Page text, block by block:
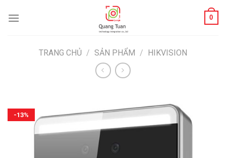
qua
0
TRANG CHỦ / SẢN PHẨM / HIKVISION
-13%